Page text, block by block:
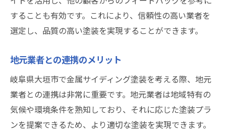
することも有効です。これにより、信頼性の高い業者を
選定し、品質の高い塗装を実現することができます。
地元業者との連携のメリット
岐阜県大垣市で金属サイディング塗装を考える際、地元
業者との連携は非常に重要です。地元業者は地域特有の
気候や環境条件を熟知しており、それに応じた塗装プラ
ンを提案できるため、より適切な塗装を実現できます。